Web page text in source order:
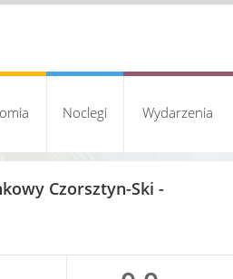
Noclegi Wydarzenia
Czorsztyn-Ski -